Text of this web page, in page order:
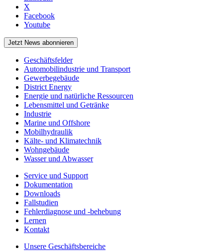
X
Facebook
Youtube
Jetzt News abonnieren
Geschäftsfelder
Automobilindustrie und Transport
Gewerbegebäude
District Energy
Energie und natürliche Ressourcen
Lebensmittel und Getränke
Industrie
Marine und Offshore
Mobilhydraulik
Kälte- und Klimatechnik
Wohngebäude
Wasser und Abwasser
Service und Support
Dokumentation
Downloads
Fallstudien
Fehlerdiagnose und -behebung
Lernen
Kontakt
Unsere Geschäftsbereiche